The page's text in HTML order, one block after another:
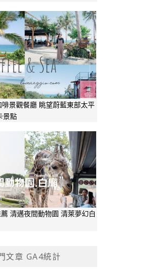
景觀餐廳 眺望蔚藍東部太平
景點
清邁夜間動物園 清萊夢幻白
文章 GA4統計